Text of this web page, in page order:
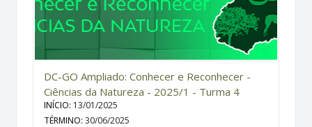
DC-GO Ampliado: Conhecer e Reconhecer -
Ciências da Natureza - 2025/1 - Turma 4
INÍCIO: 13/01/2025
TÉRMINO:30/06/2025